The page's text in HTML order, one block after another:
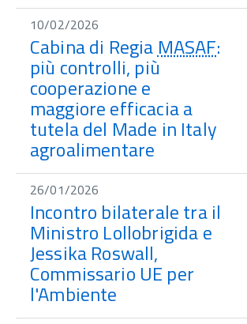
10/02/2026
Cabina di Regia MASAF:
più controlli, più
cooperazione e
maggiore efficacia a
tutela del Made in Italy
agroalimentare
26/01/2026
Incontro bilaterale tra il
Ministro Lollobrigida e
Jessika Roswall,
Commissario UE per
l'Ambiente